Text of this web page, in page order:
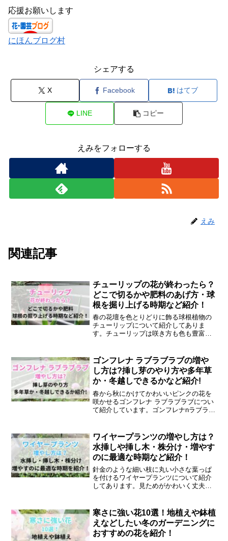
応援お願いします
にほんブログ村
シェアする
X Facebook はてブ
LINE コピー
えみをフォローする
えみ
関連記事
チューリップの花が終わったら？
どこで切るかや肥料のあげ方・球
根を掘り上げる時期など紹介！
春の花壇を色とりどりに飾る球根植物の
チューリップについて紹介してありま
す。チューリップは咲き方も色も豊富に
えるため、花か終わったあとはお手入れ
が必要です。チューリップの花が終わっ
たらどこで切るかやや肥料のあげ方・掘
り上げる時期など紹介します。
ゴンフレナ ラブラブラブの増や
し方は?挿し芽のやり方や多年草
か・冬越しできるかなど紹介!
春から秋にかけてかわいいピンクの花を
咲かせるゴンフレナ ラブラブラブについ
て紹介しています。ゴンフレナnラブラブ
千日紅よりも良く、連続開花が優れてい
ます。ゴンフレナ ラブラブラブの増やし
方や挿し芽のやり方・多年草・冬越しな
ど紹介します。
ワイヤープランツの増やし方は？
水挿しや挿し木・株分け・増やす
のに最適な時期など紹介！
針金のような細い枝に丸い小さな葉っぱ
を付けるワイヤープランツについて紹介
してあります。見ためがかわいく丈夫で
ー、室内で育てるなどいろいろな飾り方
ができます。ワイヤープランツの増やし
方にはどのような方法があるかや増やす
のに最適な時期など紹介します。
寒さに強い花10選！地植えや鉢植
えなどしたい冬のガーデニングに
おすすめの花を紹介！